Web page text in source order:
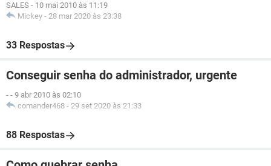
SALES - 10 mai 2010 às 11:19
Mickey - 28 mar 2020 às 23:38
33 Respostas
Conseguir senha do administrador, urgente
- - 9 abr 2010 às 02:10
comander468 - 29 set 2020 às 21:33
88 Respostas